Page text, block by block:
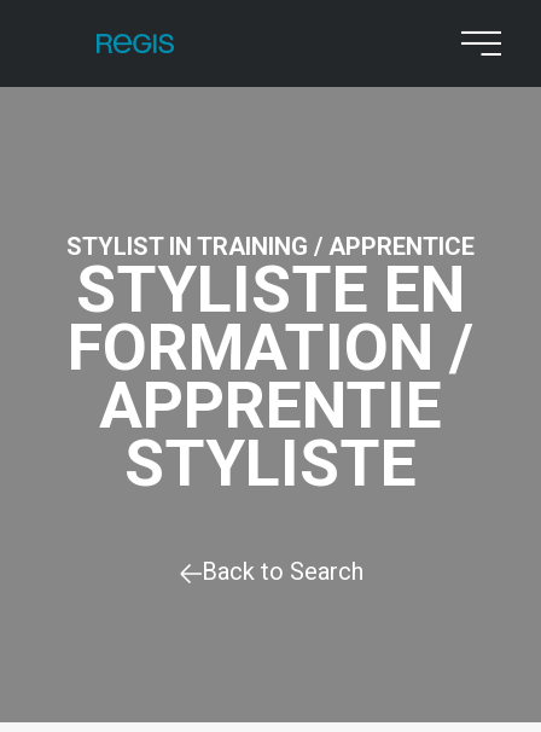
STYLIST IN TRAINING / APPRENTICE
STYLISTE EN
FORMATION /
APPRENTIE
STYLISTE
Back to Search